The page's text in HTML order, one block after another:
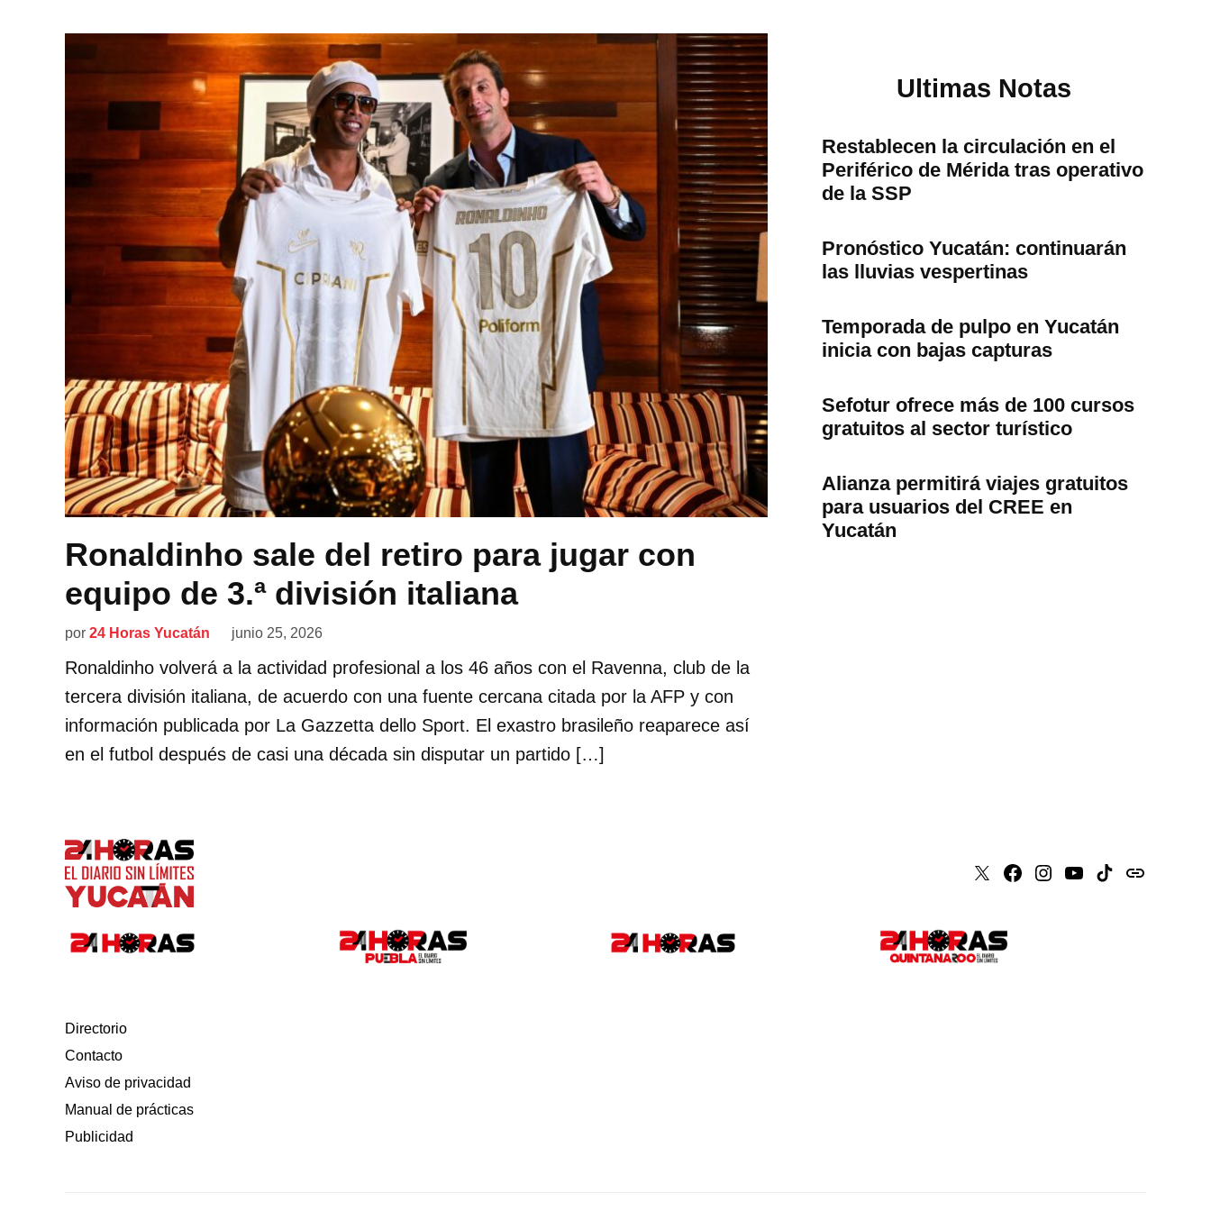
Ronaldinho sale del retiro para jugar con
equipo de 3.ª división italiana
por 24 Horas Yucatán junio 25, 2026
Ronaldinho volverá a la actividad profesional a los 46 años con el Ravenna, club de la
tercera división italiana, de acuerdo con una fuente cercana citada por la AFP y con
información publicada por La Gazzetta dello Sport. El exastro brasileño reaparece así
en el futbol después de casi una década sin disputar un partido […]
Ultimas Notas
Restablecen la circulación en el
Periférico de Mérida tras operativo
de la SSP
Pronóstico Yucatán: continuarán
las lluvias vespertinas
Temporada de pulpo en Yucatán
inicia con bajas capturas
Sefotur ofrece más de 100 cursos
gratuitos al sector turístico
Alianza permitirá viajes gratuitos
para usuarios del CREE en
Yucatán
X Faceboook
Instagram
Youtube
Tiktokissuu
Directorio
Contacto
Aviso de privacidad
Manual de prácticas
Publicidad